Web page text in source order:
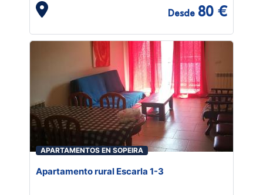
Desde 80 €
APARTAMENTOS EN SOPEIRA
Apartamento rural Escarla 1-3